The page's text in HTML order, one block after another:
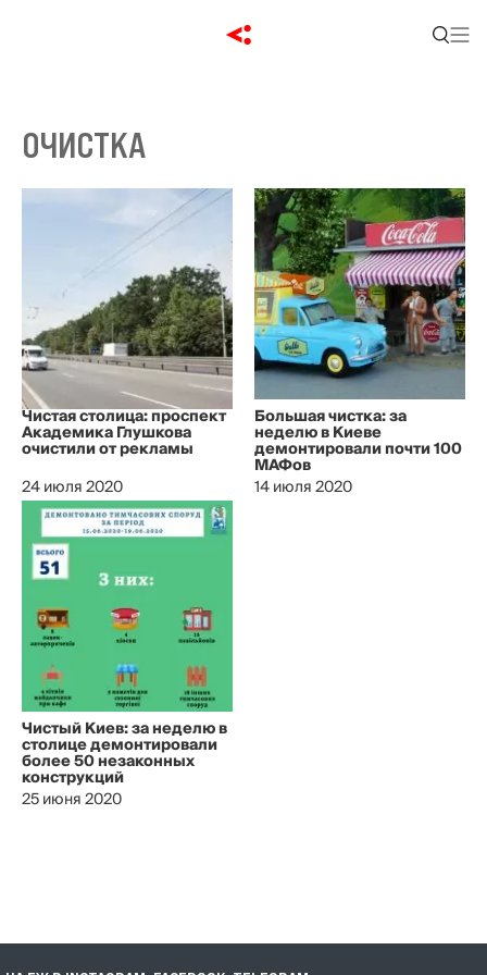
ОЧИСТКА
Чистая столица: проспект
Академика Глушкова
очистили от рекламы
24 июля 2020
Большая чистка: за
неделю в Киеве
демонтировали почти 100
МАФов
14 июля 2020
Чистый Киев: за неделю в
столице демонтировали
более 50 незаконных
конструкций
25 июня 2020